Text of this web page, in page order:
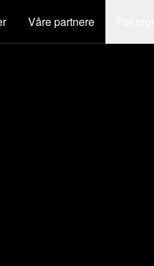
Våre partnere